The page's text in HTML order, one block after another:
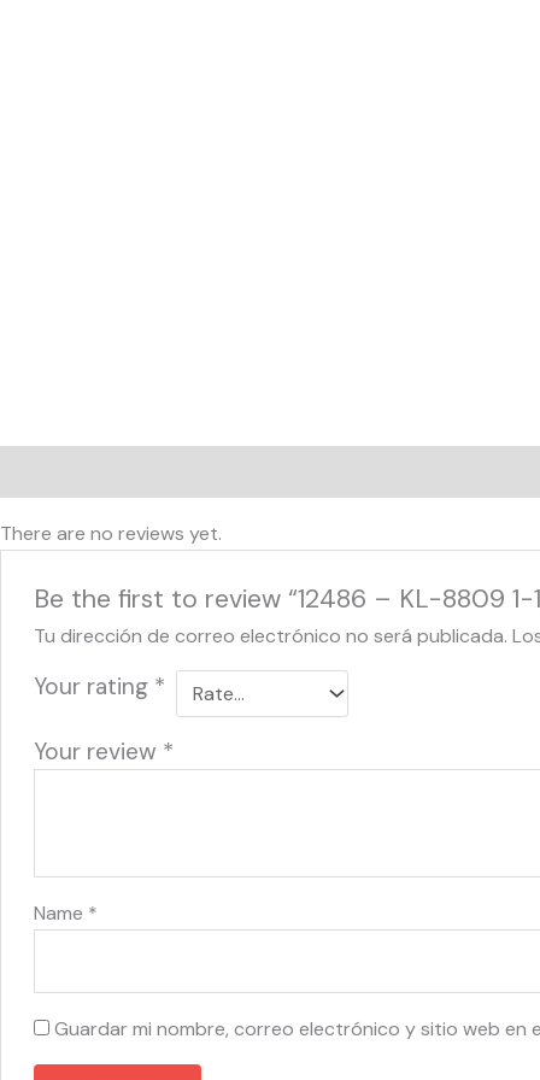
There are no reviews yet.
Be the first to review “12486 – KL-8809 1-
Tu dirección de correo electrónico no será publicada.
Your rating *
Your review *
Name *
Guardar mi nombre, correo electrónico y sitio web en